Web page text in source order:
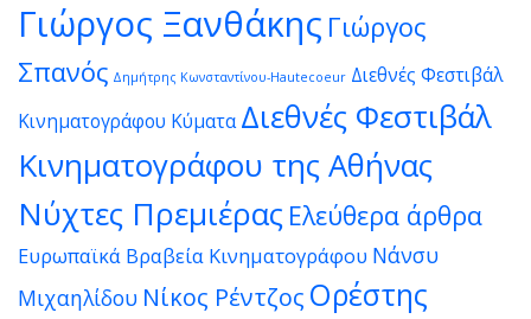
Γιώργος Ξανθάκης Γιώργος
Σπανός Δημήτρης Κωνσταντίνου-Hautecoeur Διεθνές Φεστιβάλ
Κινηματογράφου Κύματα Διεθνές Φεστιβάλ
Κινηματογράφου της Αθήνας
Νύχτες Πρεμιέρας Ελεύθερα άρθρα
Ευρωπαϊκά Βραβεία Κινηματογράφου Νάνσυ
Μιχαηλίδου Νίκος Ρέντζος Ορέστης